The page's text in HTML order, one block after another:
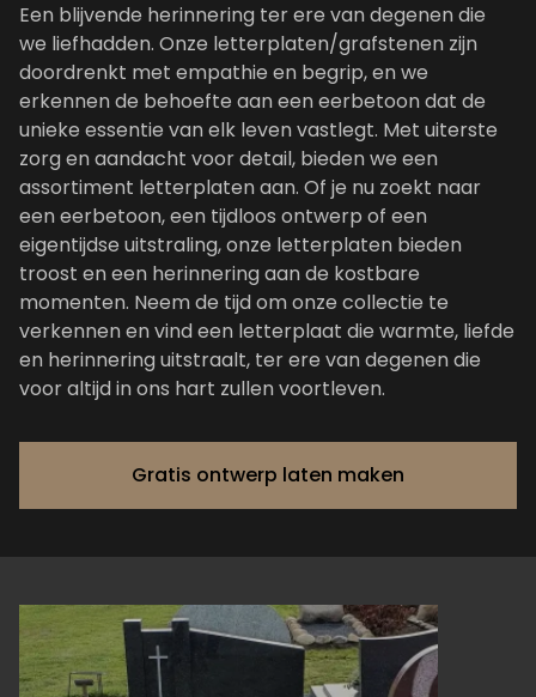
Een blijvende herinnering ter ere van degenen die
we liefhadden. Onze letterplaten/grafstenen zijn
doordrenkt met empathie en begrip, en we
erkennen de behoefte aan een eerbetoon dat de
unieke essentie van elk leven vastlegt. Met uiterste
zorg en aandacht voor detail, bieden we een
assortiment letterplaten aan. Of je nu zoekt naar
een eerbetoon, een tijdloos ontwerp of een
eigentijdse uitstraling, onze letterplaten bieden
troost en een herinnering aan de kostbare
momenten. Neem de tijd om onze collectie te
verkennen en vind een letterplaat die warmte, liefde
en herinnering uitstraalt, ter ere van degenen die
voor altijd in ons hart zullen voortleven.
Gratis ontwerp laten maken